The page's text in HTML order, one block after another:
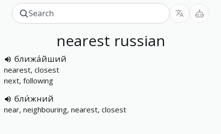
nearest russian
ближа́йший
nearest, closest
next, following
бли́жний
near, neighbouring, nearest, closest